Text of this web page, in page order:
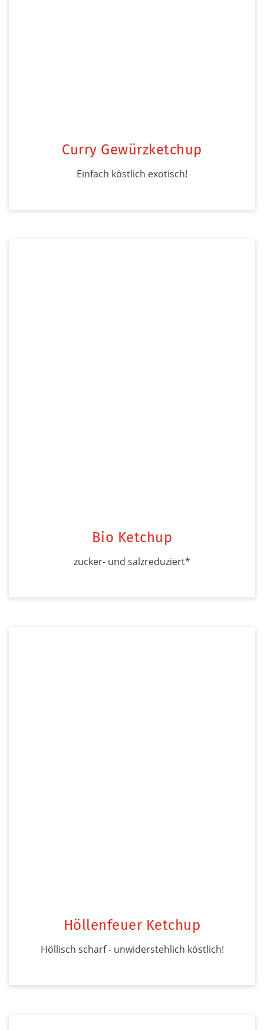
Curry Gewürzketchup
Einfach köstlich exotisch!
Bio Ketchup
zucker- und salzreduziert*
Höllenfeuer Ketchup
Höllisch scharf - unwiderstehlich köstlich!